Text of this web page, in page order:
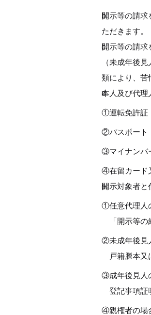
開示等の請
ただきます。
開示等の請求
（未成年後
類により、苦
本人及び代理
①運転免許証
②パスポート
③マイナンバ
④在留カード
開示対象者と
①任意代理人
「開示等の
②未成年後見
戸籍謄本又
③成年後見人
登記事項証
④親権者の場